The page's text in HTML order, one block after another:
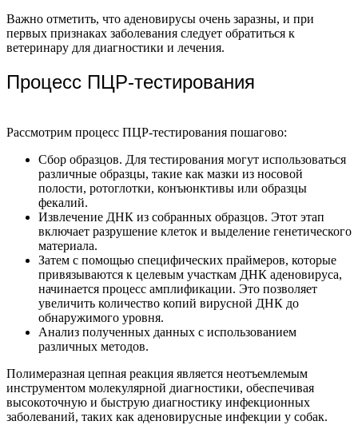
Важно отметить, что аденовирусы очень заразны, и при
первых признаках заболевания следует обратиться к
ветеринару для диагностики и лечения.
Процесс ПЦР-тестирования
Рассмотрим процесс ПЦР-тестирования пошагово:
Сбор образцов. Для тестирования могут использоваться
различные образцы, такие как мазки из носовой
полости, ротоглотки, конъюнктивы или образцы
фекалий.
Извлечение ДНК из собранных образцов. Этот этап
включает разрушение клеток и выделение генетического
материала.
Затем с помощью специфических праймеров, которые
привязываются к целевым участкам ДНК аденовируса,
начинается процесс амплификации. Это позволяет
увеличить количество копий вирусной ДНК до
обнаружимого уровня.
Анализ полученных данных с использованием
различных методов.
Полимеразная цепная реакция является неотъемлемым
инструментом молекулярной диагностики, обеспечивая
высокоточную и быструю диагностику инфекционных
заболеваний, таких как аденовирусные инфекции у собак.